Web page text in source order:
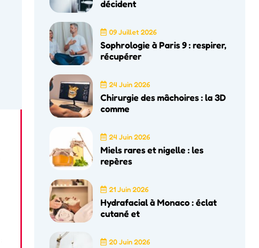
décident
09 Juillet 2026
Sophrologie à Paris 9 : respirer,
récupérer
24 Juin 2026
Chirurgie des mâchoires : la 3D
comme
24 Juin 2026
Miels rares et nigelle : les
repères
21 Juin 2026
Hydrafacial à Monaco : éclat
cutané et
20 Juin 2026